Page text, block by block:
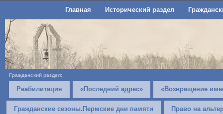
Главная Исторический раздел
Гражданский раздел:
Реабилитация «Последний адрес» «Возвращение
Гражданские сезоны.Пермские дни памяти Право на